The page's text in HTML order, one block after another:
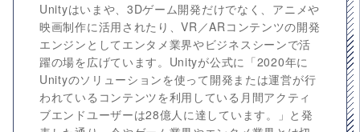
Unityはいまや、3Dゲーム開発だけでなく、アニメや
映画制作に活用されたり、VR／ARコンテンツの開発
エンジンとしてエンタメ業界やビジネスシーンで活
躍の場を広げています。Unityが公式に「2020年に
Unityのソリューションを使って開発または運営が行
われているコンテンツを利用している月間アクティ
ブエンドユーザーは28億人に達しています。」と発